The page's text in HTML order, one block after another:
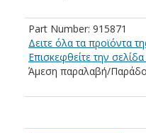
Part Number: 915871
Δειτε όλα τα προϊόντα
Eπισκεφθείτε την
Άμεση παραλαβή/